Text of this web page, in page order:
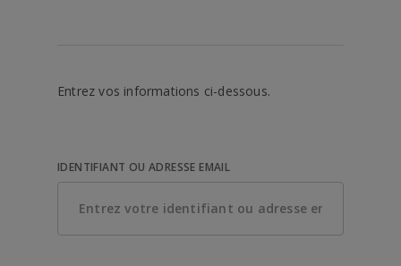
Entrez vos informations ci-dessous.
IDENTIFIANT OU ADRESSE EMAIL